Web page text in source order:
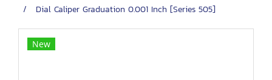
Dial Caliper Graduation 0.001 Inch [Series 505]
New